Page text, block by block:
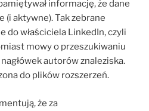
informację, że dane
(i aktywne). Tak zebrane
do właściciela LinkedIn, czyli
mowy o przeszukiwaniu
autorów znaleziska.
do plików rozszerzeń.
że za